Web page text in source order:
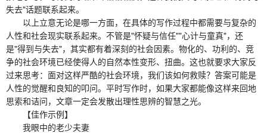
失去"话题联系起来。
以上立意无论是哪一方面，在具体的写作过程中都需要与复杂的
人性和社会现实联系起来。不管是"怀疑与信任""心计与童真"，还
是"得到与失去"，其实都有着深刻的社会因素。物化的、功利的、竞
争的社会环境已经使得人的自然本性变形、扭曲。这也就要求大家反
过来思考：面对这样严酷的社会环境，我们该如何救赎？答案可能是
人性的觉醒和良知的叩问。平时写作时，如果大家都能像这样来回地
思索和诘问，文章一定会发散出理性思辨的智慧之光。
【佳作示例】
我眼中的老少夫妻